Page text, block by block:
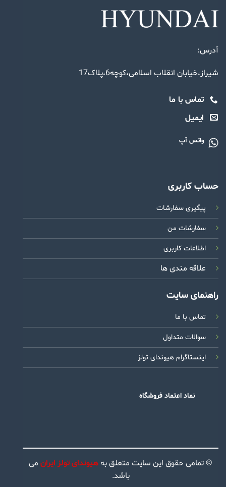
آدرس:
شیراز،خیابان انقلاب اسلامی،کوچه6،پلاک17
تماس با ما
ایمیل
واتس آپ
حساب کاربری
پیگیری سفارشات
سفارشات من
اطلاعات کاربری
علاقه مندی ها
راهنمای سایت
تماس با ما
سوالات متداول
اینستاگرام هیوندای تولز
نماد اعتماد فروشگاه
© تمامی حقوق این سایت متعلق به هیوندای تولز ایران می
باشد.